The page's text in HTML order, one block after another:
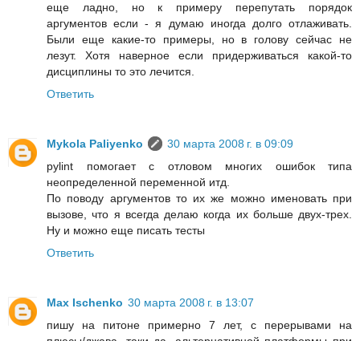
еще ладно, но к примеру перепутать порядок
аргументов если - я думаю иногда долго отлаживать.
Были еще какие-то примеры, но в голову сейчас не
лезут. Хотя наверное если придерживаться какой-то
дисциплины то это лечится.
Ответить
Mykola Paliyenko
30 марта 2008 г. в 09:09
pylint помогает с отловом многих ошибок типа
неопределенной переменной итд.
По поводу аргументов то их же можно именовать при
вызове, что я всегда делаю когда их больше двух-трех.
Ну и можно еще писать тесты
Ответить
Max Ischenko 30 марта 2008 г. в 13:07
пишу на питоне примерно 7 лет, с перерывами на